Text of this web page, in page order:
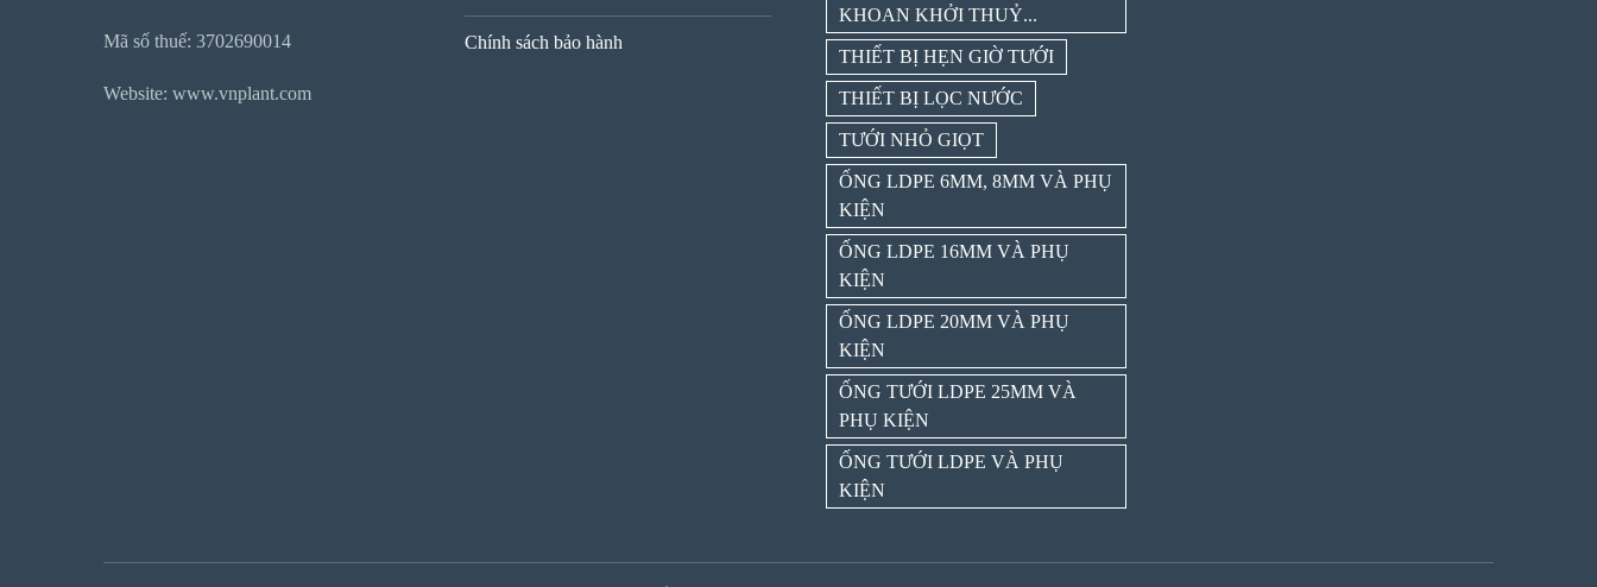
Mã số thuế: 3702690014
Website: www.vnplant.com
Chính sách bảo hành
KHOAN KHỞI THUỶ...
THIẾT BỊ HẸN GIỜ TƯỚI
THIẾT BỊ LỌC NƯỚC
TƯỚI NHỎ GIỌT
ỐNG LDPE 6MM, 8MM VÀ PHỤ
KIỆN
ỐNG LDPE 16MM VÀ PHỤ
KIỆN
ỐNG LDPE 20MM VÀ PHỤ
KIỆN
ỐNG TƯỚI LDPE 25MM VÀ
PHỤ KIỆN
ỐNG TƯỚI LDPE VÀ PHỤ
KIỆN